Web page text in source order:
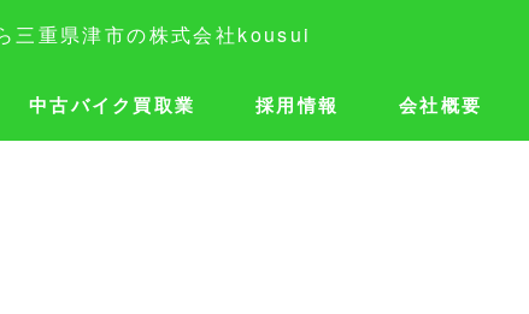
中古バイク買取業 採用情報 会社概要